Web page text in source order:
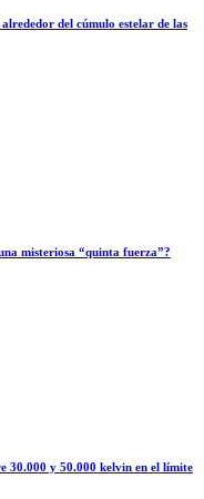
del cúmulo estelar de las
misteriosa “quinta fuerza”?
30.000 y 50.000 kelvin en el límite